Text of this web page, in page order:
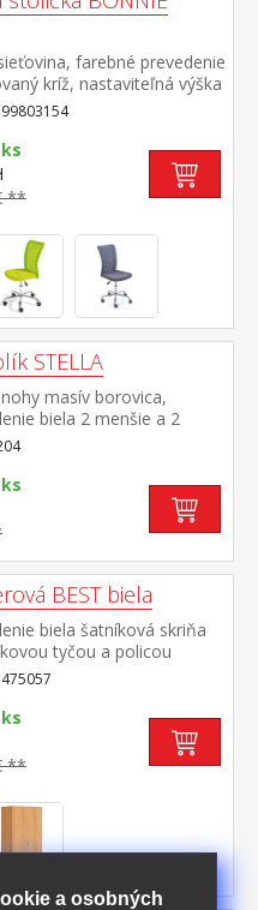
farebné prevedenie
kríž, nastaviteľná výška
**
STELLA
masív borovica,
biela 2 menšie a 2
BEST biela
biela šatníková skriňa
tyčou a policou
h) 78 × 40 cm ku skrini je
nadstavec IN405063
**
a osobných